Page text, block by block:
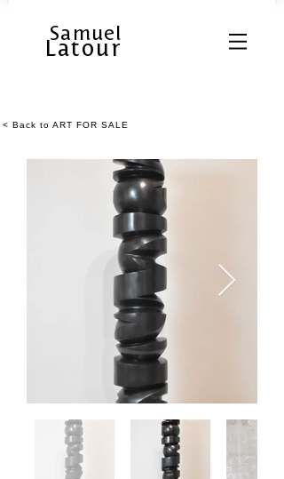
Samuel
Latour
< Back to ART FOR SALE